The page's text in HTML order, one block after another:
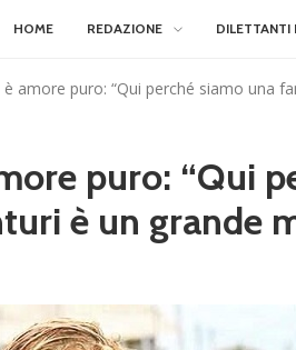
HOME REDAZIONE DILETTANTI
è amore puro: “Qui perché siamo una
puro: “Qui
è un grande